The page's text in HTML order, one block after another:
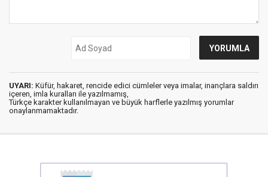
UYARI: Küfür, hakaret, rencide edici cümleler veya imalar, inançlara saldırı
içeren, imla kuralları ile yazılmamış,
Türkçe karakter kullanılmayan ve büyük harflerle yazılmış yorumlar
onaylanmamaktadır.